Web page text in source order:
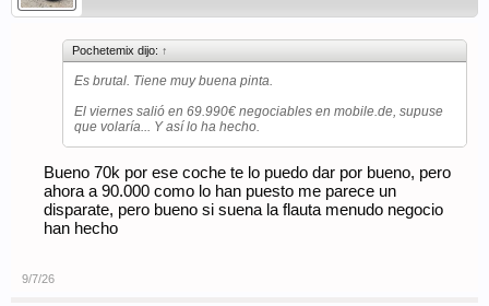
Pochetemix dijo: ↑
Es brutal. Tiene muy buena pinta.
El viernes salió en 69.990€ negociables en mobile.de, supuse
que volaría... Y así lo ha hecho.
Bueno 70k por ese coche te lo puedo dar por bueno, pero
ahora a 90.000 como lo han puesto me parece un
disparate, pero bueno si suena la flauta menudo negocio
han hecho
9/7/26